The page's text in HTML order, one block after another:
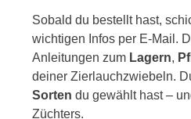
Sobald du bestellt hast,
wichtigen Infos per E-Mail.
Anleitungen zum Lagern,
deiner Zierlauchzwiebeln.
Sorten du gewählt hast –
Züchters.